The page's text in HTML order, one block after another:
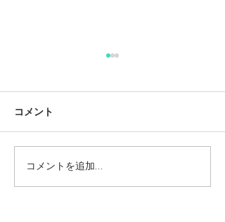
【夏休みに行きたい山派
キャンパーにオススメの
コメント
コメントを追加…